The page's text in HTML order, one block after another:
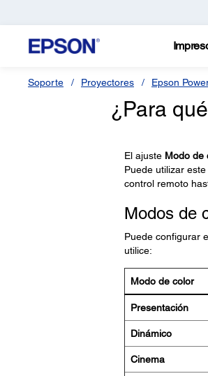
Soporte Proyectores Epson
¿Para
El ajuste Modo de
Puede utilizar
control remoto
Modos de
Puede configurar
utilice:
Modo de color
Presentación
Dinámico
Cinema